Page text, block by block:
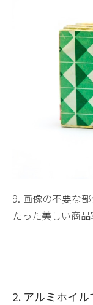
9. 画像の不要な
たった美しい商
2. アルミホイ